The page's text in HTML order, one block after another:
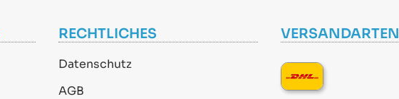
RECHTLICHES
Datenschutz
AGB
VERSANDARTEN